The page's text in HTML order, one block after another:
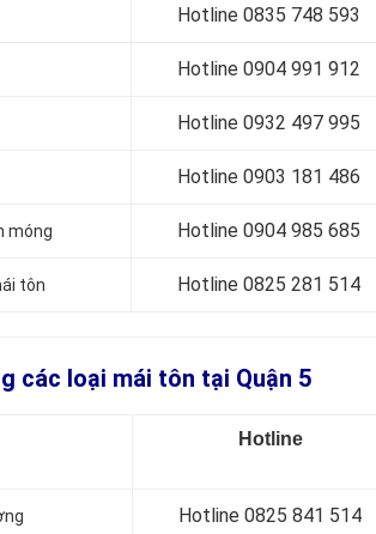
Hotline 0835 748 593
Hotline 0904 991 912
Hotline 0932 497 995
Hotline 0903 181 486
móng Hotline 0904 985 685
tôn Hotline 0825 281 514
các loại mái tôn tại Quận 5
Hotline
Hotline 0825 841 514